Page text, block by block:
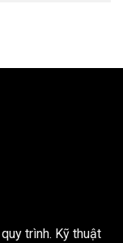
trình. Kỹ thuật